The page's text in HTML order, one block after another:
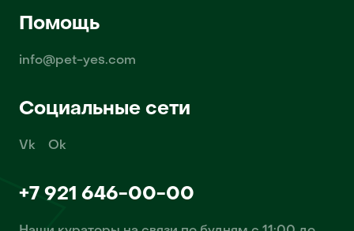
Помощь
info@pet-yes.com
Социальные сети
Vk Ok
+7 921 646-00-00